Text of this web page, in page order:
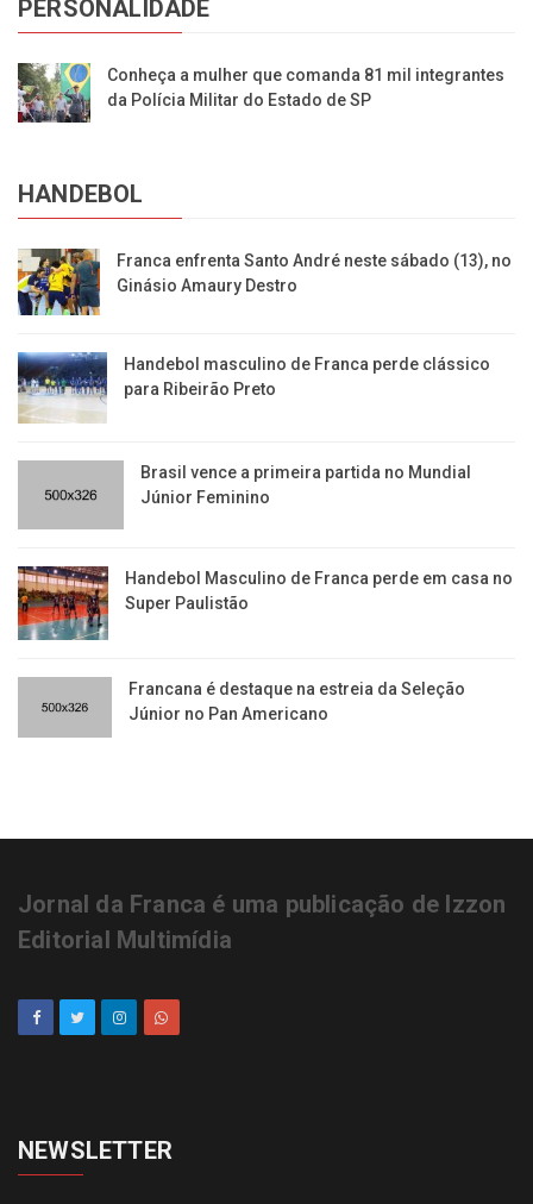
PERSONALIDADE
Conheça a mulher que comanda 81 mil integrantes
da Polícia Militar do Estado de SP
HANDEBOL
Franca enfrenta Santo André neste sábado (13), no
Ginásio Amaury Destro
Handebol masculino de Franca perde clássico
para Ribeirão Preto
Brasil vence a primeira partida no Mundial
Júnior Feminino
Handebol Masculino de Franca perde em casa no
Super Paulistão
Francana é destaque na estreia da Seleção
Júnior no Pan Americano
Jornal da Franca é uma publicação de Izzon
Editorial Multimídia
NEWSLETTER